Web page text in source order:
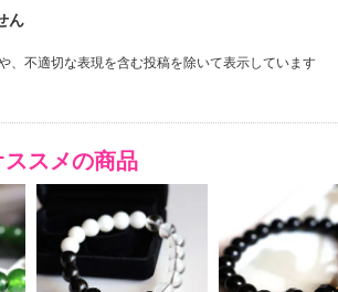
、不適切な表現を含む投稿を除いて表示しています
ススメの商品